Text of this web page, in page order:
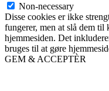
Non-necessary
Disse cookies er ikke
fungerer, men at slå dem til
hjemmesiden. Det
bruges til at gøre
GEM & ACCEPTÈR